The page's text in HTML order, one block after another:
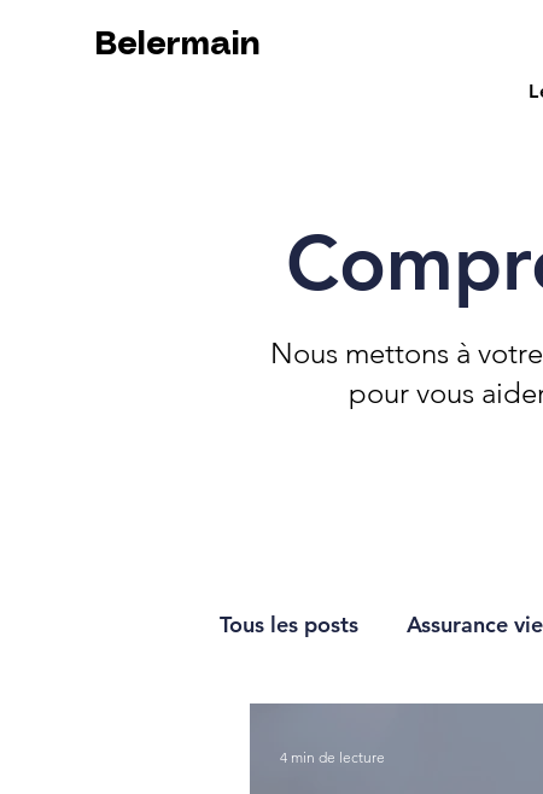
Belermain
Nous mettons à
pour vous
Tous les posts Assurance vie
4 min de lecture